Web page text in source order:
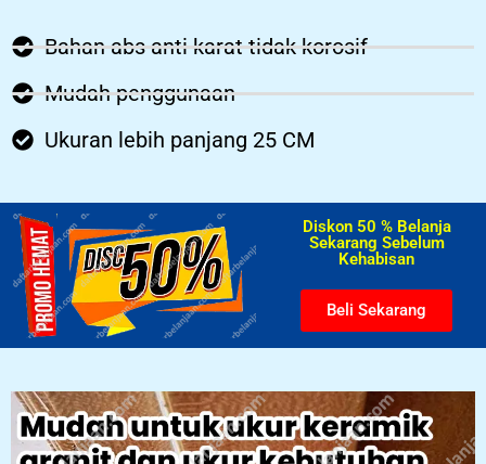
Bahan abs anti karat tidak korosif
Mudah penggunaan
Ukuran lebih panjang 25 CM
Diskon 50 % Belanja
Sekarang Sebelum
Kehabisan​
Beli Sekarang